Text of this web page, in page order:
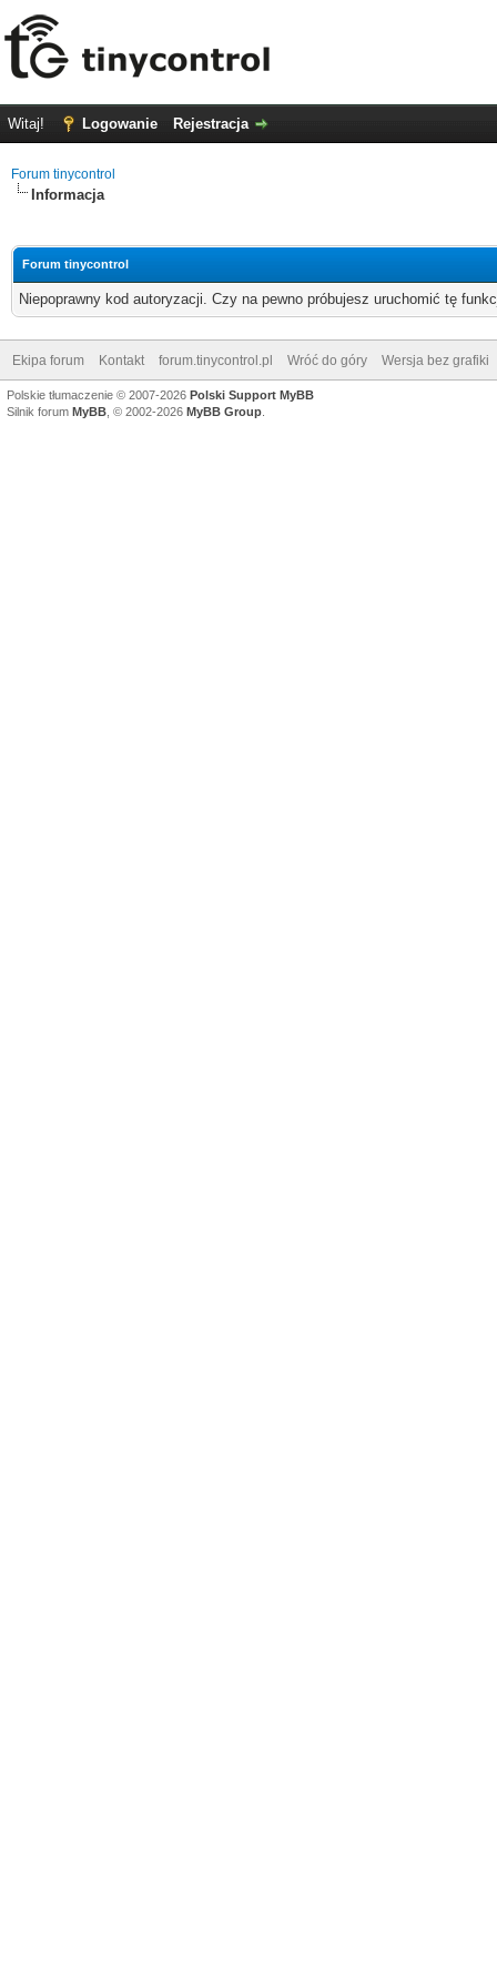
Witaj! Logowanie Rejestracja
Forum tinycontrol
Informacja
Forum tinycontrol
Niepoprawny kod autoryzacji. Czy na pewno próbujesz uruchomić tę
Ekipa forum Kontakt forum.tinycontrol.pl Wróć do góry Wersja bez grafiki
Polskie tłumaczenie © 2007-2026 Polski Support MyBB
Silnik forum MyBB , © 2002-2026 MyBB Group